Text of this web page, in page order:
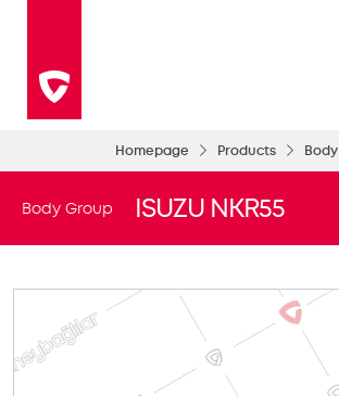
Homepage Products Body
Body Group ISUZU NKR55